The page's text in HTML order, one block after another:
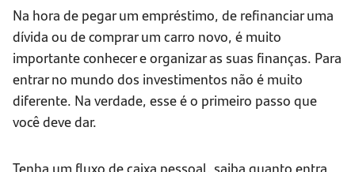
Na hora de pegar um empréstimo, de refinanciar uma
dívida ou de comprar um carro novo, é muito
importante conhecer e organizar as suas finanças. Para
entrar no mundo dos investimentos não é muito
diferente. Na verdade, esse é o primeiro passo que
você deve dar.
Tenha um fluxo de caixa pessoal, saiba quanto entra